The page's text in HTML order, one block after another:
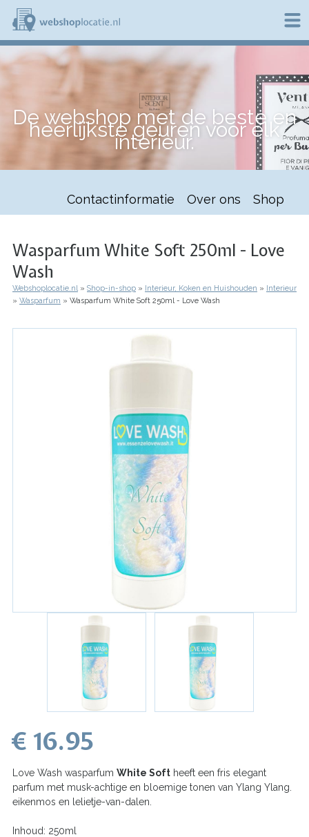
Overslaan
naar
de
inhoud
e
b
o
p
l
De webshop met de beste en
heerlijkste geuren voor elk
interieur.
Contactinformatie Over ons Shop
Wasparfum White Soft 250ml - Love
Wash
Kruimelpad
Webshoplocatie.nl Shop-in-shop Interieur, Koken en Huishouden
Interieur
Wasparfum
Wasparfum White Soft 250ml - Love Wash
€ 16.95
Love Wash wasparfum White Soft heeft een fris elegant
parfum met musk-achtige en bloemige tonen van Ylang Ylang.
eikenmos en lelietje-van-dalen.
Inhoud: 250ml